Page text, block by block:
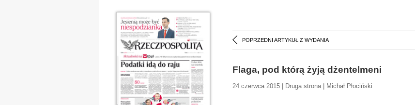
POPRZEDNI ARTYKUŁ Z WYDANIA
Flaga, pod którą żyją dżentelmeni
24 czerwca 2015 | Druga strona | Michał Płociński